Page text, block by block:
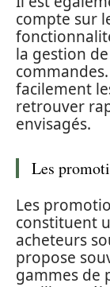
compte sur
la gestion
facilement
retrouver
envisagés.
Les
Les
constituent
acheteurs
propose
gammes de